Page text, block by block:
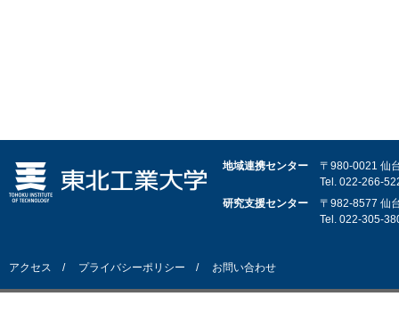
地域連携センター
〒980-0021 仙
Tel. 022-266-
研究支援センター
〒982-8577 仙
Tel. 022-305-
アクセス プライバシーポリシー お問い合わせ